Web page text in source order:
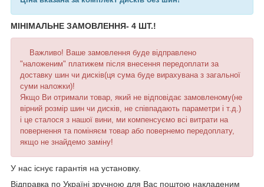
МІНІМАЛЬНЕ ЗАМОВЛЕННЯ- 4 ШТ.!
Важливо! Ваше замовлення буде відправлено
"наложеним" платижем після внесення передоплати за
доставку шин чи дисків(ця сума буде вирахувана з загальної
суми наложки)!
Якщо Ви отримали товар, який не відповідає замовленому(не
вірний розмір шин чи дисків, не співпадають параметри і т.д.)
і це сталося з нашої вини, ми компенсуємо всі витрати на
повернення та поміняєм товар або повернемо передоплату,
якщо не знайдемо заміну!
У нас існує гарантія на установку.
Відправка по Україні зручною для Вас поштою накладеним